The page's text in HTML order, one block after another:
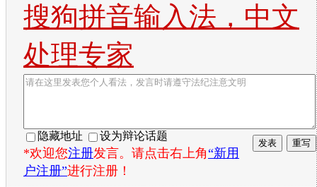
搜狗拼音输入法，中文
处理专家
隐藏地址 设为辩论话题
*欢迎您注册发言。请点击右上角“新用
户注册”进行注册！